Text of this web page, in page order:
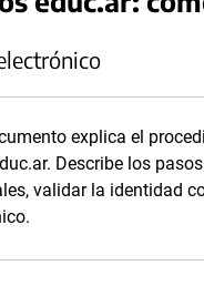
explica el
Describe los
validar la identidad